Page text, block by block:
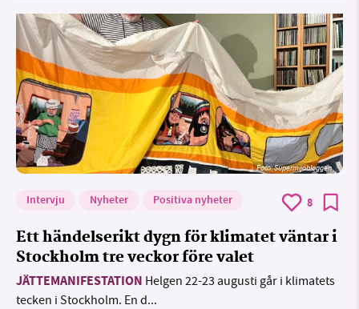
Foto: Supermijöbloggen
Intervju Nyheter Positiva nyheter 8
Ett händelserikt dygn för klimatet väntar i
Stockholm tre veckor före valet
JÄTTEMANIFESTATION Helgen 22-23 augusti går i klimatets
tecken i Stockholm. En d...